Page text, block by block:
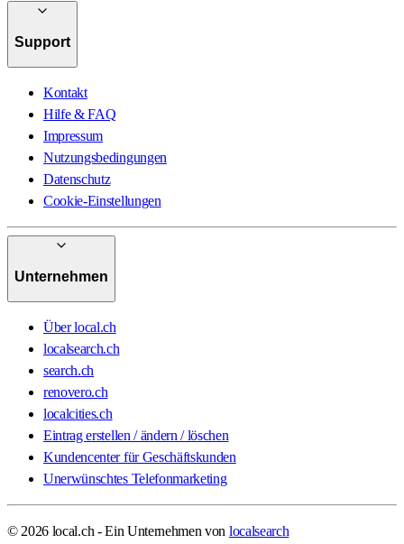
Support
Kontakt
Hilfe & FAQ
Impressum
Nutzungsbedingungen
Datenschutz
Cookie-Einstellungen
Unternehmen
Über local.ch
localsearch.ch
search.ch
renovero.ch
localcities.ch
Eintrag erstellen / ändern / löschen
Kundencenter für Geschäftskunden
Unerwünschtes Telefonmarketing
© 2026 local.ch - Ein Unternehmen von localsearch